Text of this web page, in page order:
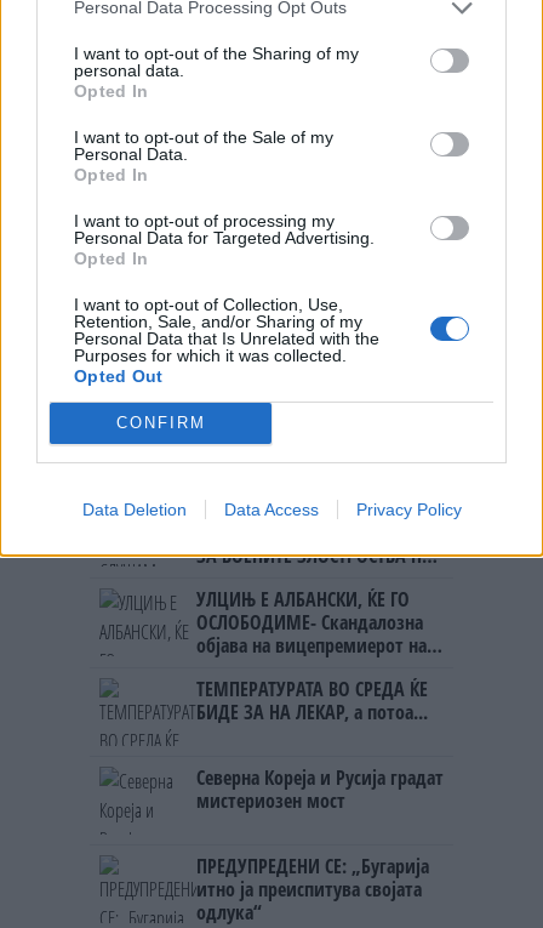
Personal Data Processing Opt Outs
I want to opt-out of the Sharing of my
personal data.
Opted In
I want to opt-out of the Sale of my
Personal Data.
Opted In
I want to opt-out of processing my
Personal Data for Targeted Advertising.
Opted In
I want to opt-out of Collection, Use,
Retention, Sale, and/or Sharing of my
Personal Data that Is Unrelated with the
Purposes for which it was collected.
Opted Out
CONFIRM
Data Deletion Data Access Privacy Policy
регистрирани во неколку
СЕ СПРЕМА МЕТЕОРОЛОШКИ
ХАОС ЗА ЗИМАТА 2026/2027
ИСТОРИСКО ОБЕДИНУВАЊЕ НА
МАКЕДОНЦИТЕ ВО СРБИЈА:
ФОРМИРАН МАКЕДОНСКИОТ
Ахмети кажа што го мачи:
ЗА ВОЕНИТЕ ЗЛОСТРОСТВА НА
УЛЦИЊ Е АЛБАНСКИ, ЌЕ ГО
ОСЛОБОДИМЕ- Скандалозна
објава на вицепремиерот на
ТЕМПЕРАТУРАТА ВО СРЕДА ЌЕ
БИДЕ ЗА НА ЛЕКАР, а потоа...
Северна Кореја и Русија градат
мистериозен мост
ПРЕДУПРЕДЕНИ СЕ: „Бугарија
итно ја преиспитува својата
одлука“